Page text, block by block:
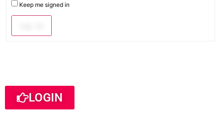
Keep me signed in
LOGIN